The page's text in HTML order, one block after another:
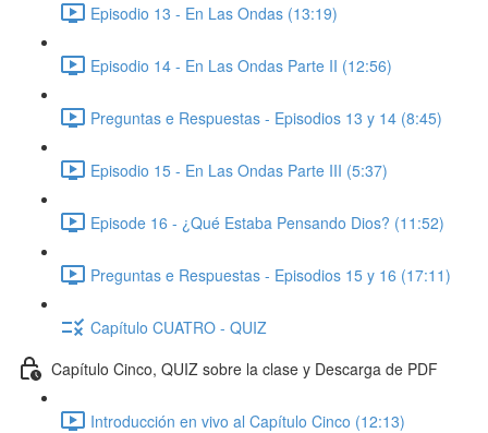
Episodio 13 - En Las Ondas (13:19)
Episodio 14 - En Las Ondas Parte II (12:56)
Preguntas e Respuestas - Episodios 13 y 14 (8:45)
Episodio 15 - En Las Ondas Parte III (5:37)
Episode 16 - ¿Qué Estaba Pensando Dios? (11:52)
Preguntas e Respuestas - Episodios 15 y 16 (17:11)
Capítulo CUATRO - QUIZ
Capítulo Cinco, QUIZ sobre la clase y Descarga de PDF
Introducción en vivo al Capítulo Cinco (12:13)